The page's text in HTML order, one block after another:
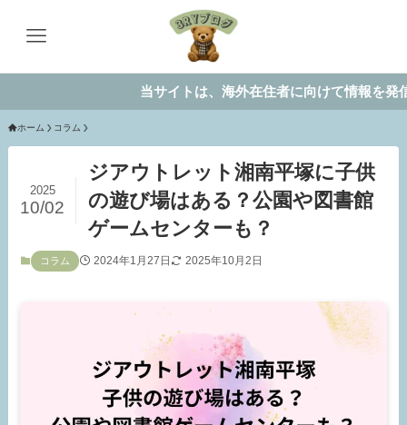
当サイトは、海外在住者に向けて情報を発信しています。
ホーム コラム
ジアウトレット湘南平塚に子供
の遊び場はある？公園や図書館
ゲームセンターも？
2025
10/02
コラム 2024年1月27日 2025年10月2日